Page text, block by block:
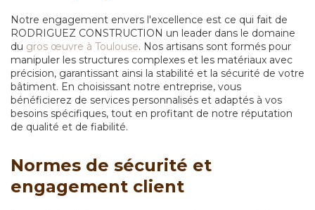
Notre engagement envers l'excellence est ce qui fait de
RODRIGUEZ CONSTRUCTION un leader dans le domaine
du gros œuvre à Toulouse. Nos artisans sont formés pour
manipuler les structures complexes et les matériaux avec
précision, garantissant ainsi la stabilité et la sécurité de votre
bâtiment. En choisissant notre entreprise, vous
bénéficierez de services personnalisés et adaptés à vos
besoins spécifiques, tout en profitant de notre réputation
de qualité et de fiabilité.
Normes de sécurité et
engagement client